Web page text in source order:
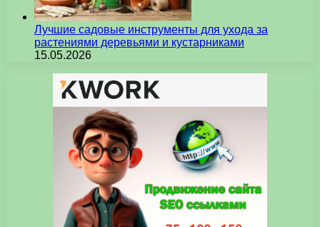
Лучшие садовые инструменты для ухода за
растениями деревьями и кустарниками
15.05.2026